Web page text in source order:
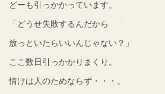
どーも引っかかっています。
「どうせ失敗するんだから
放っといたらいいんじゃない？」
ここ数日引っかかりまくり。
情けは人のためならず・・・。